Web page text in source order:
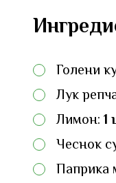
Голени
Лук
Лимон:1
Чеснок
Паприка